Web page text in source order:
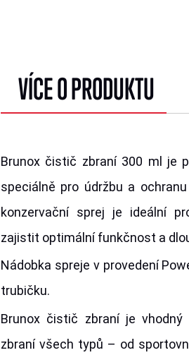
VÍCE O PRODUKTU
Brunox čistič zbraní 300 ml je
speciálně pro údržbu a
konzervační sprej je ideální
zajistit optimální funkčnost a
Nádobka spreje v provedení
trubičku.
Brunox čistič zbraní je
zbraní všech typů – od